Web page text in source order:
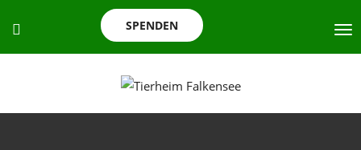
SPENDEN